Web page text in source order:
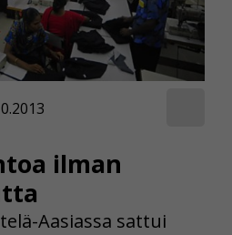
ilman
Aasiassa sattui